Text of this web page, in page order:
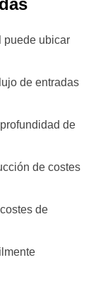
puede ubicar
de entradas
de
de costes
de